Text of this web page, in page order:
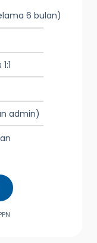
6 bulan)
admin)